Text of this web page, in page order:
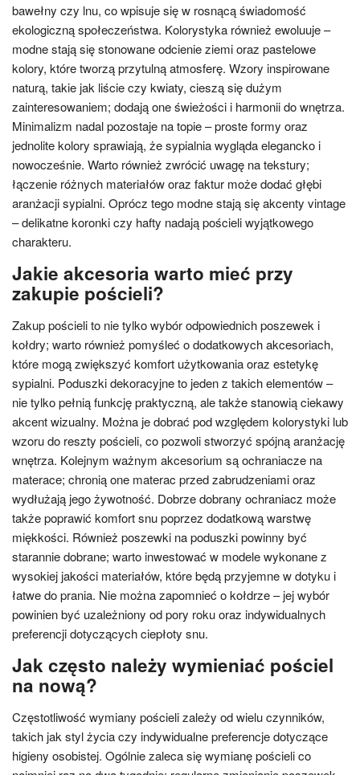
bawełny czy lnu, co wpisuje się w rosnącą świadomość
ekologiczną społeczeństwa. Kolorystyka również ewoluuje –
modne stają się stonowane odcienie ziemi oraz pastelowe
kolory, które tworzą przytulną atmosferę. Wzory inspirowane
naturą, takie jak liście czy kwiaty, cieszą się dużym
zainteresowaniem; dodają one świeżości i harmonii do wnętrza.
Minimalizm nadal pozostaje na topie – proste formy oraz
jednolite kolory sprawiają, że sypialnia wygląda elegancko i
nowocześnie. Warto również zwrócić uwagę na tekstury;
łączenie różnych materiałów oraz faktur może dodać głębi
aranżacji sypialni. Oprócz tego modne stają się akcenty vintage
– delikatne koronki czy hafty nadają pościeli wyjątkowego
charakteru.
Jakie akcesoria warto mieć przy
zakupie pościeli?
Zakup pościeli to nie tylko wybór odpowiednich poszewek i
kołdry; warto również pomyśleć o dodatkowych akcesoriach,
które mogą zwiększyć komfort użytkowania oraz estetykę
sypialni. Poduszki dekoracyjne to jeden z takich elementów –
nie tylko pełnią funkcję praktyczną, ale także stanowią ciekawy
akcent wizualny. Można je dobrać pod względem kolorystyki lub
wzoru do reszty pościeli, co pozwoli stworzyć spójną aranżację
wnętrza. Kolejnym ważnym akcesorium są ochraniacze na
materace; chronią one materac przed zabrudzeniami oraz
wydłużają jego żywotność. Dobrze dobrany ochraniacz może
także poprawić komfort snu poprzez dodatkową warstwę
miękkości. Również poszewki na poduszki powinny być
starannie dobrane; warto inwestować w modele wykonane z
wysokiej jakości materiałów, które będą przyjemne w dotyku i
łatwe do prania. Nie można zapomnieć o kołdrze – jej wybór
powinien być uzależniony od pory roku oraz indywidualnych
preferencji dotyczących ciepłoty snu.
Jak często należy wymieniać pościel
na nową?
Częstotliwość wymiany pościeli zależy od wielu czynników,
takich jak styl życia czy indywidualne preferencje dotyczące
higieny osobistej. Ogólnie zaleca się wymianę pościeli co